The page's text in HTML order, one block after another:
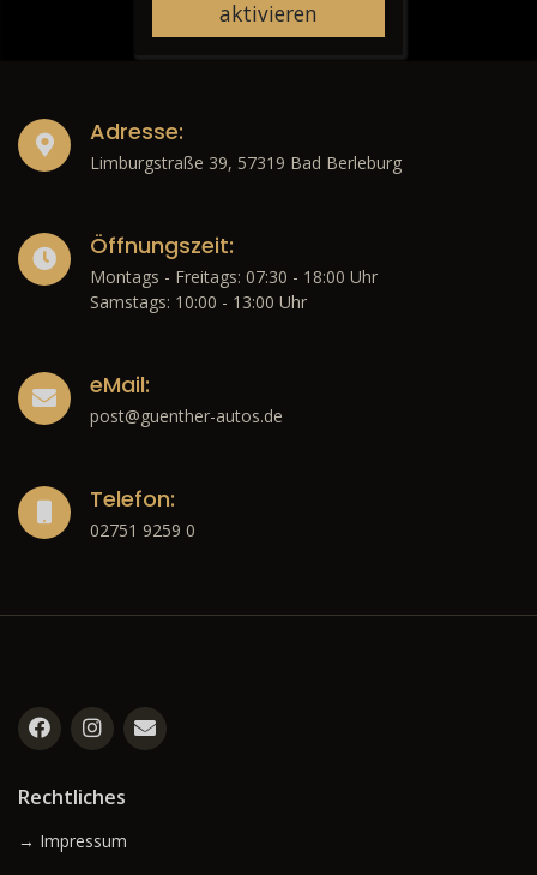
aktivieren
Adresse:
Limburgstraße 39, 57319 Bad Berleburg
Öffnungszeit:
Montags - Freitags: 07:30 - 18:00 Uhr
Samstags: 10:00 - 13:00 Uhr
eMail:
post@guenther-autos.de
Telefon:
02751 9259 0
Rechtliches
→ Impressum